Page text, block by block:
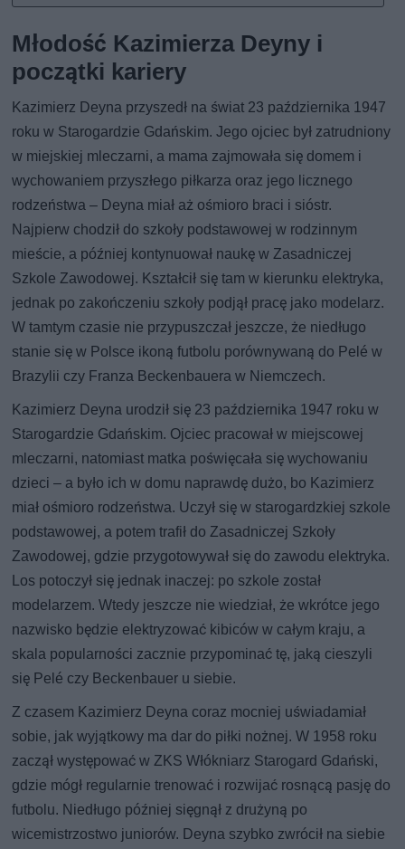
Młodość Kazimierza Deyny i
początki kariery
Kazimierz Deyna przyszedł na świat 23 października 1947
roku w Starogardzie Gdańskim. Jego ojciec był zatrudniony
w miejskiej mleczarni, a mama zajmowała się domem i
wychowaniem przyszłego piłkarza oraz jego licznego
rodzeństwa – Deyna miał aż ośmioro braci i sióstr.
Najpierw chodził do szkoły podstawowej w rodzinnym
mieście, a później kontynuował naukę w Zasadniczej
Szkole Zawodowej. Kształcił się tam w kierunku elektryka,
jednak po zakończeniu szkoły podjął pracę jako modelarz.
W tamtym czasie nie przypuszczał jeszcze, że niedługo
stanie się w Polsce ikoną futbolu porównywaną do Pelé w
Brazylii czy Franza Beckenbauera w Niemczech.
Kazimierz Deyna urodził się 23 października 1947 roku w
Starogardzie Gdańskim. Ojciec pracował w miejscowej
mleczarni, natomiast matka poświęcała się wychowaniu
dzieci – a było ich w domu naprawdę dużo, bo Kazimierz
miał ośmioro rodzeństwa. Uczył się w starogardzkiej szkole
podstawowej, a potem trafił do Zasadniczej Szkoły
Zawodowej, gdzie przygotowywał się do zawodu elektryka.
Los potoczył się jednak inaczej: po szkole został
modelarzem. Wtedy jeszcze nie wiedział, że wkrótce jego
nazwisko będzie elektryzować kibiców w całym kraju, a
skala popularności zacznie przypominać tę, jaką cieszyli
się Pelé czy Beckenbauer u siebie.
Z czasem Kazimierz Deyna coraz mocniej uświadamiał
sobie, jak wyjątkowy ma dar do piłki nożnej. W 1958 roku
zaczął występować w ZKS Włókniarz Starogard Gdański,
gdzie mógł regularnie trenować i rozwijać rosnącą pasję do
futbolu. Niedługo później sięgnął z drużyną po
wicemistrzostwo juniorów. Deyna szybko zwrócił na siebie